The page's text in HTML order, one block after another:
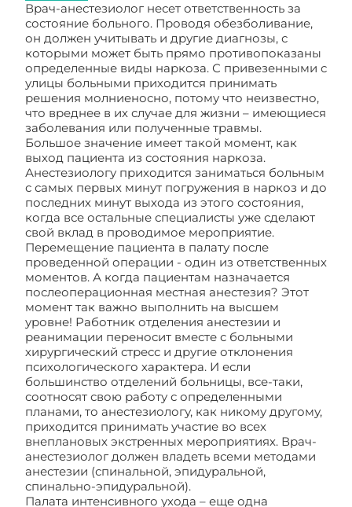
Врач-анестезиолог несет ответственность за
состояние больного. Проводя обезболивание,
он должен учитывать и другие диагнозы, с
которыми может быть прямо противопоказаны
определенные виды наркоза. С привезенными с
улицы больными приходится принимать
решения молниеносно, потому что неизвестно,
что вреднее в их случае для жизни – имеющиеся
заболевания или полученные травмы.
Большое значение имеет такой момент, как
выход пациента из состояния наркоза.
Анестезиологу приходится заниматься больным
с самых первых минут погружения в наркоз и до
последних минут выхода из этого состояния,
когда все остальные специалисты уже сделают
свой вклад в проводимое мероприятие.
Перемещение пациента в палату после
проведенной операции - один из ответственных
моментов. А когда пациентам назначается
послеоперационная местная анестезия? Этот
момент так важно выполнить на высшем
уровне! Работник отделения анестезии и
реанимации переносит вместе с больными
хирургический стресс и другие отклонения
психологического характера. И если
большинство отделений больницы, все-таки,
соотносят свою работу с определенными
планами, то анестезиологу, как никому другому,
приходится принимать участие во всех
внеплановых экстренных мероприятиях. Врач-
анестезиолог должен владеть всеми методами
анестезии (спинальной, эпидуральной,
спинально-эпидуральной).
Палата интенсивного ухода – еще одна